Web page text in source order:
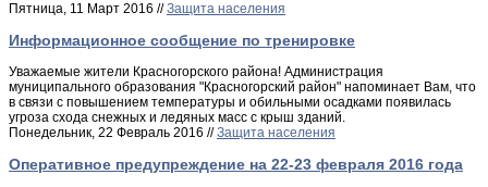
Пятница, 11 Март 2016 //Защита населения
Информационное сообщение по тренировке
Уважаемые жители Красногорского района! Администрация
муниципального образования "Красногорский район" напоминает Вам, что
в связи с повышением температуры и обильными осадками появилась
угроза схода снежных и ледяных масс с крыш зданий.
Понедельник, 22 Февраль 2016 //Защита населения
Оперативное предупреждение на 22-23 февраля 2016 года